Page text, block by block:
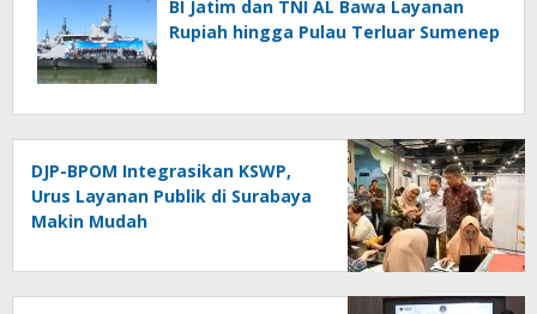
BI Jatim dan TNI AL Bawa Layanan
Rupiah hingga Pulau Terluar Sumenep
DJP-BPOM Integrasikan KSWP,
Urus Layanan Publik di Surabaya
Makin Mudah